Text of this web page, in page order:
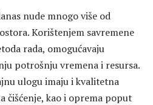
nude mnogo više od
Korištenjem savremene
rada, omogućavaju
potrošnju vremena i resursa.
ulogu imaju i kvalitetna
čišćenje, kao i oprema poput